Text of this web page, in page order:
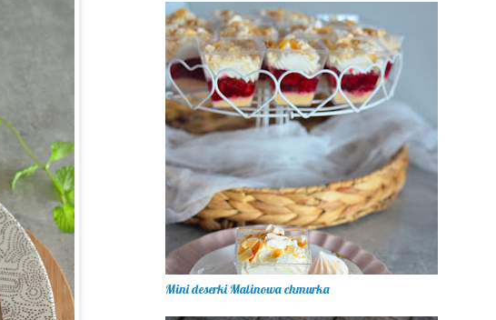
Mini deserki Malinowa chmurka